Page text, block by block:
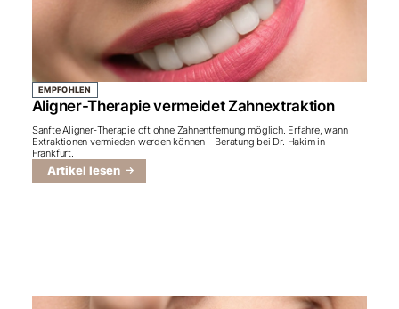
EMPFOHLEN
Aligner-Therapie vermeidet Zahnextraktion
Sanfte Aligner‑Therapie oft ohne Zahnentfernung möglich. Erfahre, wann
Extraktionen vermieden werden können – Beratung bei Dr. Hakim in
Frankfurt.
Artikel lesen